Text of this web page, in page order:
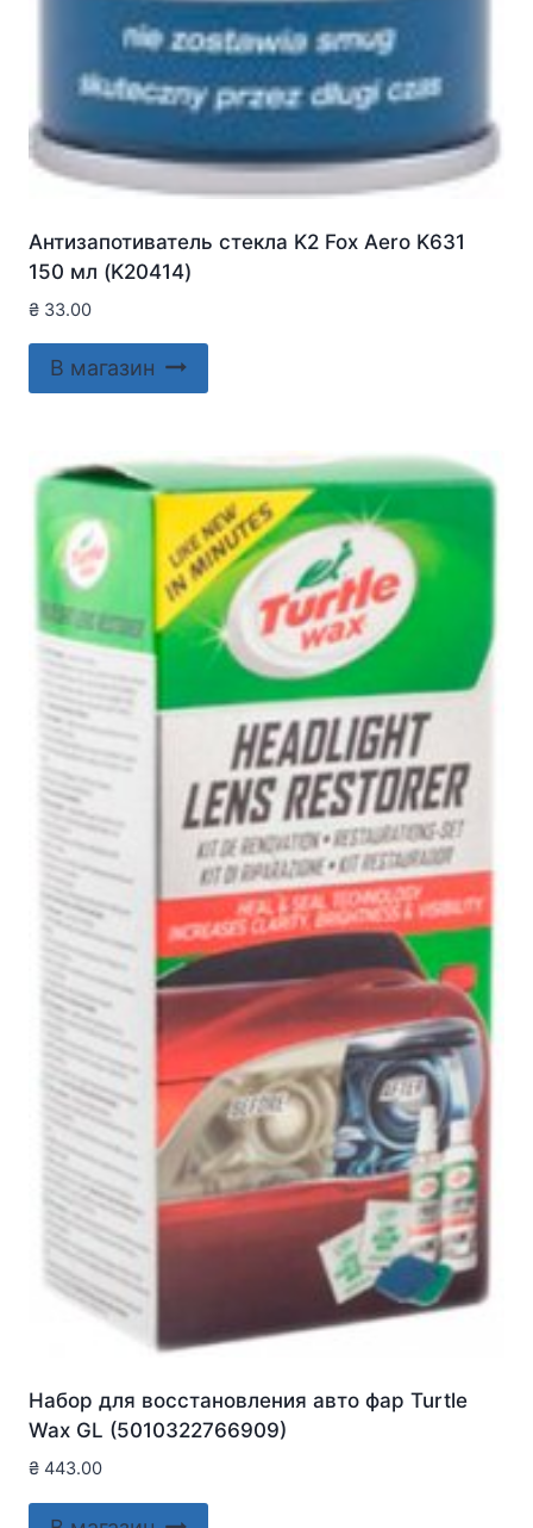
Антизапотиватель стекла K2 Fox Aero K631
150 мл (K20414)
₴ 33.00
В магазин
Набор для восстановления авто фар Turtle
Wax GL (5010322766909)
₴ 443.00